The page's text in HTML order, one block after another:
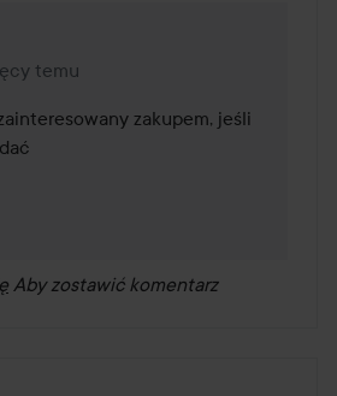
temu
został dodany 2 miesięcy temu
zakupem, jeśli
Aby zostawić komentarz